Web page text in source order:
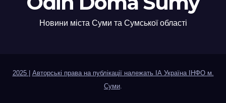
Новини міста Суми та Сумської області
2025
Авторські права на публікації належать ІА Україна ІНФО м.
Суми